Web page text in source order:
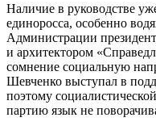
Наличие в руководстве
единоросса, особенно
Администрации
и архитектором
сомнение социальную
Шевченко выступал в
поэтому
партию язык не